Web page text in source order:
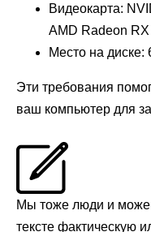
Видеокарта:
AMD Radeon
Место на диске:
Эти требования
ваш компьютер для
Мы тоже люди и
тексте фактическую